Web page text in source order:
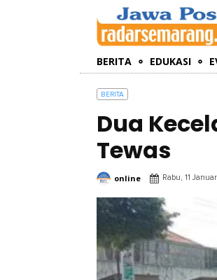
BERITA EDUKASI
BERITA
Dua
Tewas
online Rabu, 11